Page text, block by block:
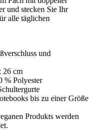
und stecken Sie Ihr
alle täglichen
und
26 cm
% Polyester
bis zu einer Größe
Produkts werden